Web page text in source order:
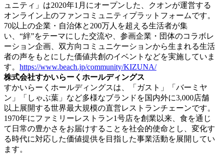
ュニティ」は2020年1月にオープンした、クオンが運営する
オンライン上のファンコミュニティプラットフォームです。
70以上の企業・自治体と200万人を超える生活者が集
い、“絆”をテーマにした交流や、参画企業・団体のコラボレ
ーション企画、双方向コミュニケーションから生まれる生活
者の声をもとにした価値共創のイベントなどを実施していま
す。 https://www.beach.jp/community/KIZUNA/
株式会社すかいらーくホールディングス
すかいらーくホールディングスは、「ガスト」「バーミヤ
ン」「しゃぶ葉」など多様なブランドを国内外に3,000店舗
以上展開する世界最大規模の直営レストランチェーンです。
1970年にファミリーレストラン1号店を創業以来、食を通じ
て日常の豊かさをお届けすることを社会的使命とし、変化す
る時代に対応した価値提供を目指した事業活動を展開してい
ます。